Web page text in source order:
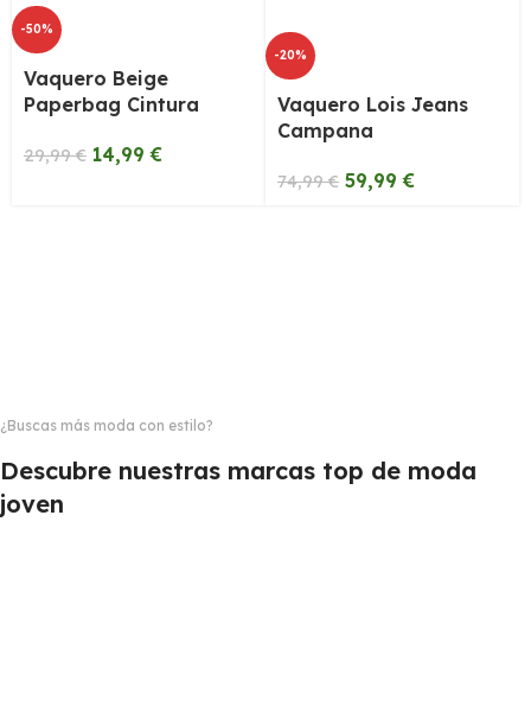
-50%
Vaquero Beige
Paperbag Cintura
29,99€ 14,99€
-20%
Vaquero Lois Jeans
Campana
74,99€ 59,99€
¿Buscas más moda con estilo?
Descubre nuestras marcas top de moda
joven